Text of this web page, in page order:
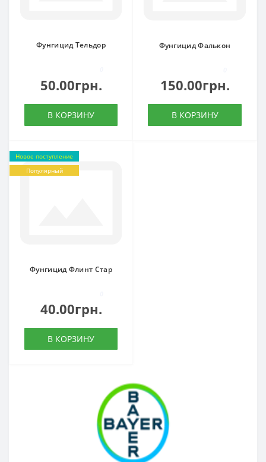
Фунгицид Тельдор
50.00грн.
В КОРЗИНУ
Фунгицид Фалькон
150.00грн.
В КОРЗИНУ
Новое поступление
Популярный
Фунгицид Флинт Стар
40.00грн.
В КОРЗИНУ